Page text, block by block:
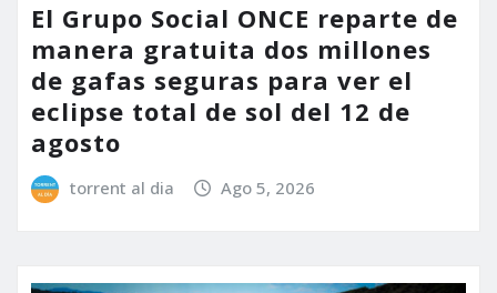
El Grupo Social ONCE reparte de
manera gratuita dos millones
de gafas seguras para ver el
eclipse total de sol del 12 de
agosto
torrent al dia Ago 5, 2026